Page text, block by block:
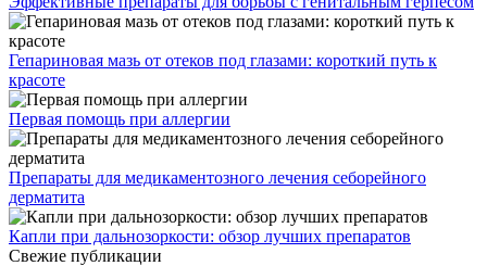
Гепариновая мазь от отеков под глазами: короткий путь к
красоте
Первая помощь при аллергии
Препараты для медикаментозного лечения себорейного
дерматита
Капли при дальнозоркости: обзор лучших препаратов
Свежие публикации